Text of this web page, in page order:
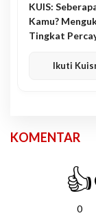
KUIS:
Kamu?
Tingkat
Ikuti
KOMENTAR
👍
0